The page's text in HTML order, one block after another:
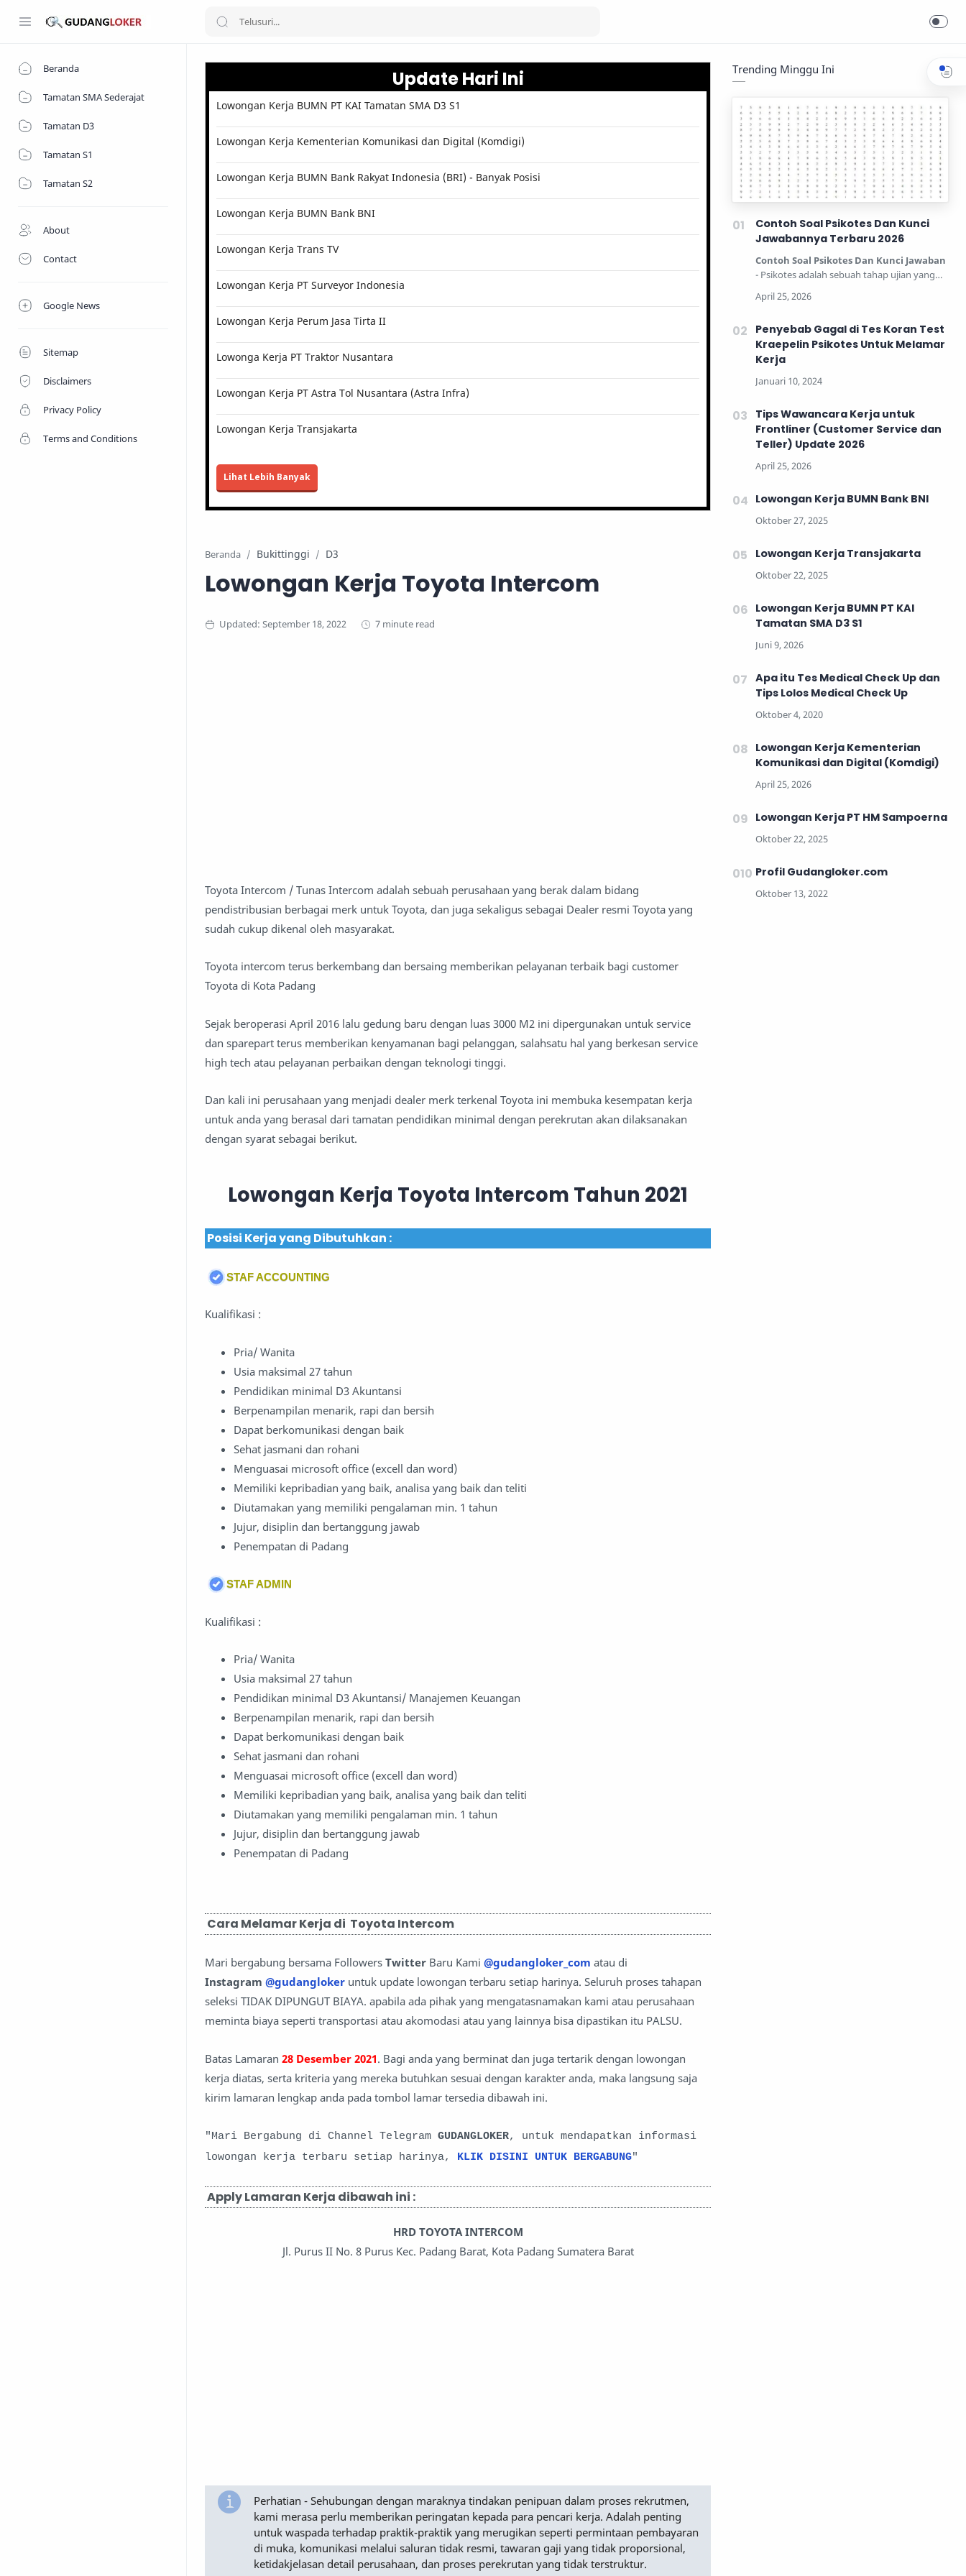
Beranda
Tamatan SMA Sederajat
Tamatan D3
Tamatan S1
Tamatan S2
About
Contact
Google News
Sitemap
Disclaimers
Privacy Policy
Terms and Conditions
Update Hari Ini
Lowongan Kerja BUMN PT KAI Tamatan SMA D3 S1
Lowongan Kerja Kementerian Komunikasi dan Digital (Komdigi)
Lowongan Kerja BUMN Bank Rakyat Indonesia (BRI) - Banyak Posisi
Lowongan Kerja BUMN Bank BNI
Lowongan Kerja Trans TV
Lowongan Kerja PT Surveyor Indonesia
Lowongan Kerja Perum Jasa Tirta II
Lowonga Kerja PT Traktor Nusantara
Lowongan Kerja PT Astra Tol Nusantara (Astra Infra)
Lowongan Kerja Transjakarta
Lihat Lebih Banyak
Beranda Bukittinggi D3
Lowongan Kerja Toyota Intercom
7 minute read
Toyota Intercom / Tunas Intercom adalah sebuah perusahaan yang berak dalam bidang
pendistribusian berbagai merk untuk Toyota, dan juga sekaligus sebagai Dealer resmi Toyota yang
sudah cukup dikenal oleh masyarakat.
Toyota intercom terus berkembang dan bersaing memberikan pelayanan terbaik bagi customer
Toyota di Kota Padang
Sejak beroperasi April 2016 lalu gedung baru dengan luas 3000 M2 ini dipergunakan untuk service
dan sparepart terus memberikan kenyamanan bagi pelanggan, salahsatu hal yang berkesan service
high tech atau pelayanan perbaikan dengan teknologi tinggi.
Dan kali ini perusahaan yang menjadi dealer merk terkenal Toyota ini membuka kesempatan kerja
untuk anda yang berasal dari tamatan pendidikan minimal dengan perekrutan akan dilaksanakan
dengan syarat sebagai berikut.
Lowongan Kerja Toyota Intercom Tahun 2021
Posisi Kerja yang Dibutuhkan :
STAF ACCOUNTING
Kualifikasi :
Pria/ Wanita
Usia maksimal 27 tahun
Pendidikan minimal D3 Akuntansi
Berpenampilan menarik, rapi dan bersih
Dapat berkomunikasi dengan baik
Sehat jasmani dan rohani
Menguasai microsoft office (excell dan word)
Memiliki kepribadian yang baik, analisa yang baik dan teliti
Diutamakan yang memiliki pengalaman min. 1 tahun
Jujur, disiplin dan bertanggung jawab
Penempatan di Padang
STAF ADMIN
Kualifikasi :
Pria/ Wanita
Usia maksimal 27 tahun
Pendidikan minimal D3 Akuntansi/ Manajemen Keuangan
Berpenampilan menarik, rapi dan bersih
Dapat berkomunikasi dengan baik
Sehat jasmani dan rohani
Menguasai microsoft office (excell dan word)
Memiliki kepribadian yang baik, analisa yang baik dan teliti
Diutamakan yang memiliki pengalaman min. 1 tahun
Jujur, disiplin dan bertanggung jawab
Penempatan di Padang
Cara Melamar Kerja di Toyota Intercom
Mari bergabung bersama Followers Twitter Baru Kami @gudangloker_com atau di
Instagram @gudangloker untuk update lowongan terbaru setiap harinya. Seluruh proses tahapan
seleksi TIDAK DIPUNGUT BIAYA. apabila ada pihak yang mengatasnamakan kami atau perusahaan
meminta biaya seperti transportasi atau akomodasi atau yang lainnya bisa dipastikan itu PALSU.
Batas Lamaran 28 Desember 2021. Bagi anda yang berminat dan juga tertarik dengan lowongan
kerja diatas, serta kriteria yang mereka butuhkan sesuai dengan karakter anda, maka langsung saja
kirim lamaran lengkap anda pada tombol lamar tersedia dibawah ini.
"Mari Bergabung di Channel Telegram GUDANGLOKER, untuk mendapatkan informasi
lowongan kerja terbaru setiap harinya, KLIK DISINI UNTUK BERGABUNG"
Apply Lamaran Kerja dibawah ini :
HRD TOYOTA INTERCOM
Jl. Purus II No. 8 Purus Kec. Padang Barat, Kota Padang Sumatera Barat
Perhatian - Sehubungan dengan maraknya tindakan penipuan dalam proses rekrutmen,
kami merasa perlu memberikan peringatan kepada para pencari kerja. Adalah penting
untuk waspada terhadap praktik-praktik yang merugikan seperti permintaan pembayaran
di muka, komunikasi melalui saluran tidak resmi, tawaran gaji yang tidak proporsional,
ketidakjelasan detail perusahaan, dan proses perekrutan yang tidak terstruktur.
Trending Minggu Ini
Contoh Soal Psikotes Dan Kunci
Jawabannya Terbaru 2026
Contoh Soal Psikotes Dan Kunci Jawaban
- Psikotes adalah sebuah tahap ujian yang
Penyebab Gagal di Tes Koran Test
Kraepelin Psikotes Untuk Melamar
Kerja
Tips Wawancara Kerja untuk
Frontliner (Customer Service dan
Teller) Update 2026
Lowongan Kerja BUMN Bank BNI
Lowongan Kerja Transjakarta
Lowongan Kerja BUMN PT KAI
Tamatan SMA D3 S1
Apa itu Tes Medical Check Up dan
Tips Lolos Medical Check Up
Lowongan Kerja Kementerian
Komunikasi dan Digital (Komdigi)
Lowongan Kerja PT HM Sampoerna
Profil Gudangloker.com